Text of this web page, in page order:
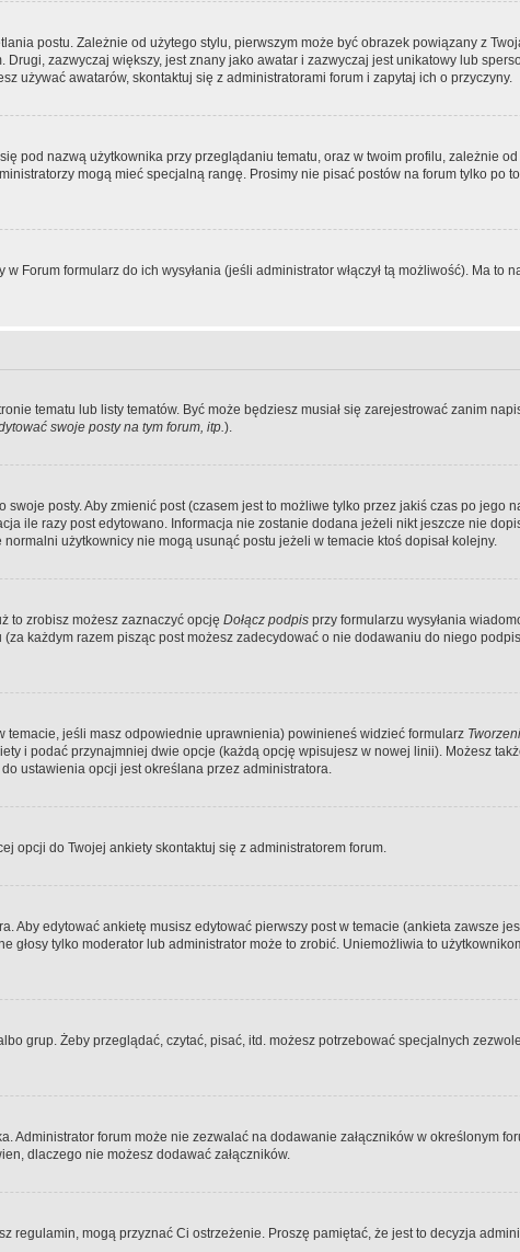
postu. Zależnie od użytego stylu, pierwszym może być obrazek powiązany z
zazwyczaj większy, jest znany jako awatar i zazwyczaj jest unikatowy lub
używać awatarów, skontaktuj się z administratorami forum i zapytaj ich o przyczyny.
pod nazwą użytkownika przy przeglądaniu tematu, oraz w twoim profilu, zależnie
mogą mieć specjalną rangę. Prosimy nie pisać postów na forum tylko po
Forum formularz do ich wysyłania (jeśli administrator włączył tą możliwość). Ma to
tematu lub listy tematów. Być może będziesz musiał się zarejestrować zanim
swoje posty na tym forum, itp.).
posty. Aby zmienić post (czasem jest to możliwe tylko przez jakiś czas po jego
ile razy post edytowano. Informacja nie zostanie dodana jeżeli nikt jeszcze nie
użytkownicy nie mogą usunąć postu jeżeli w temacie ktoś dopisał kolejny.
to zrobisz możesz zaznaczyć opcję Dołącz podpis przy formularzu wysyłania
każdym razem pisząc post możesz zadecydować o nie dodawaniu do niego
temacie, jeśli masz odpowiednie uprawnienia) powinieneś widzieć formularz
i podać przynajmniej dwie opcje (każdą opcję wpisujesz w nowej linii). Możesz
ustawienia opcji jest określana przez administratora.
opcji do Twojej ankiety skontaktuj się z administratorem forum.
Aby edytować ankietę musisz edytować pierwszy post w temacie (ankieta zawsze
głosy tylko moderator lub administrator może to zrobić. Uniemożliwia to
grup. Żeby przeglądać, czytać, pisać, itd. możesz potrzebować specjalnych
Administrator forum może nie zezwalać na dodawanie załączników w określonym
dlaczego nie możesz dodawać załączników.
regulamin, mogą przyznać Ci ostrzeżenie. Proszę pamiętać, że jest to decyzja